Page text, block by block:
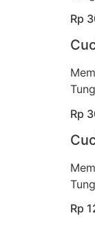
Rp
Rp
Rp